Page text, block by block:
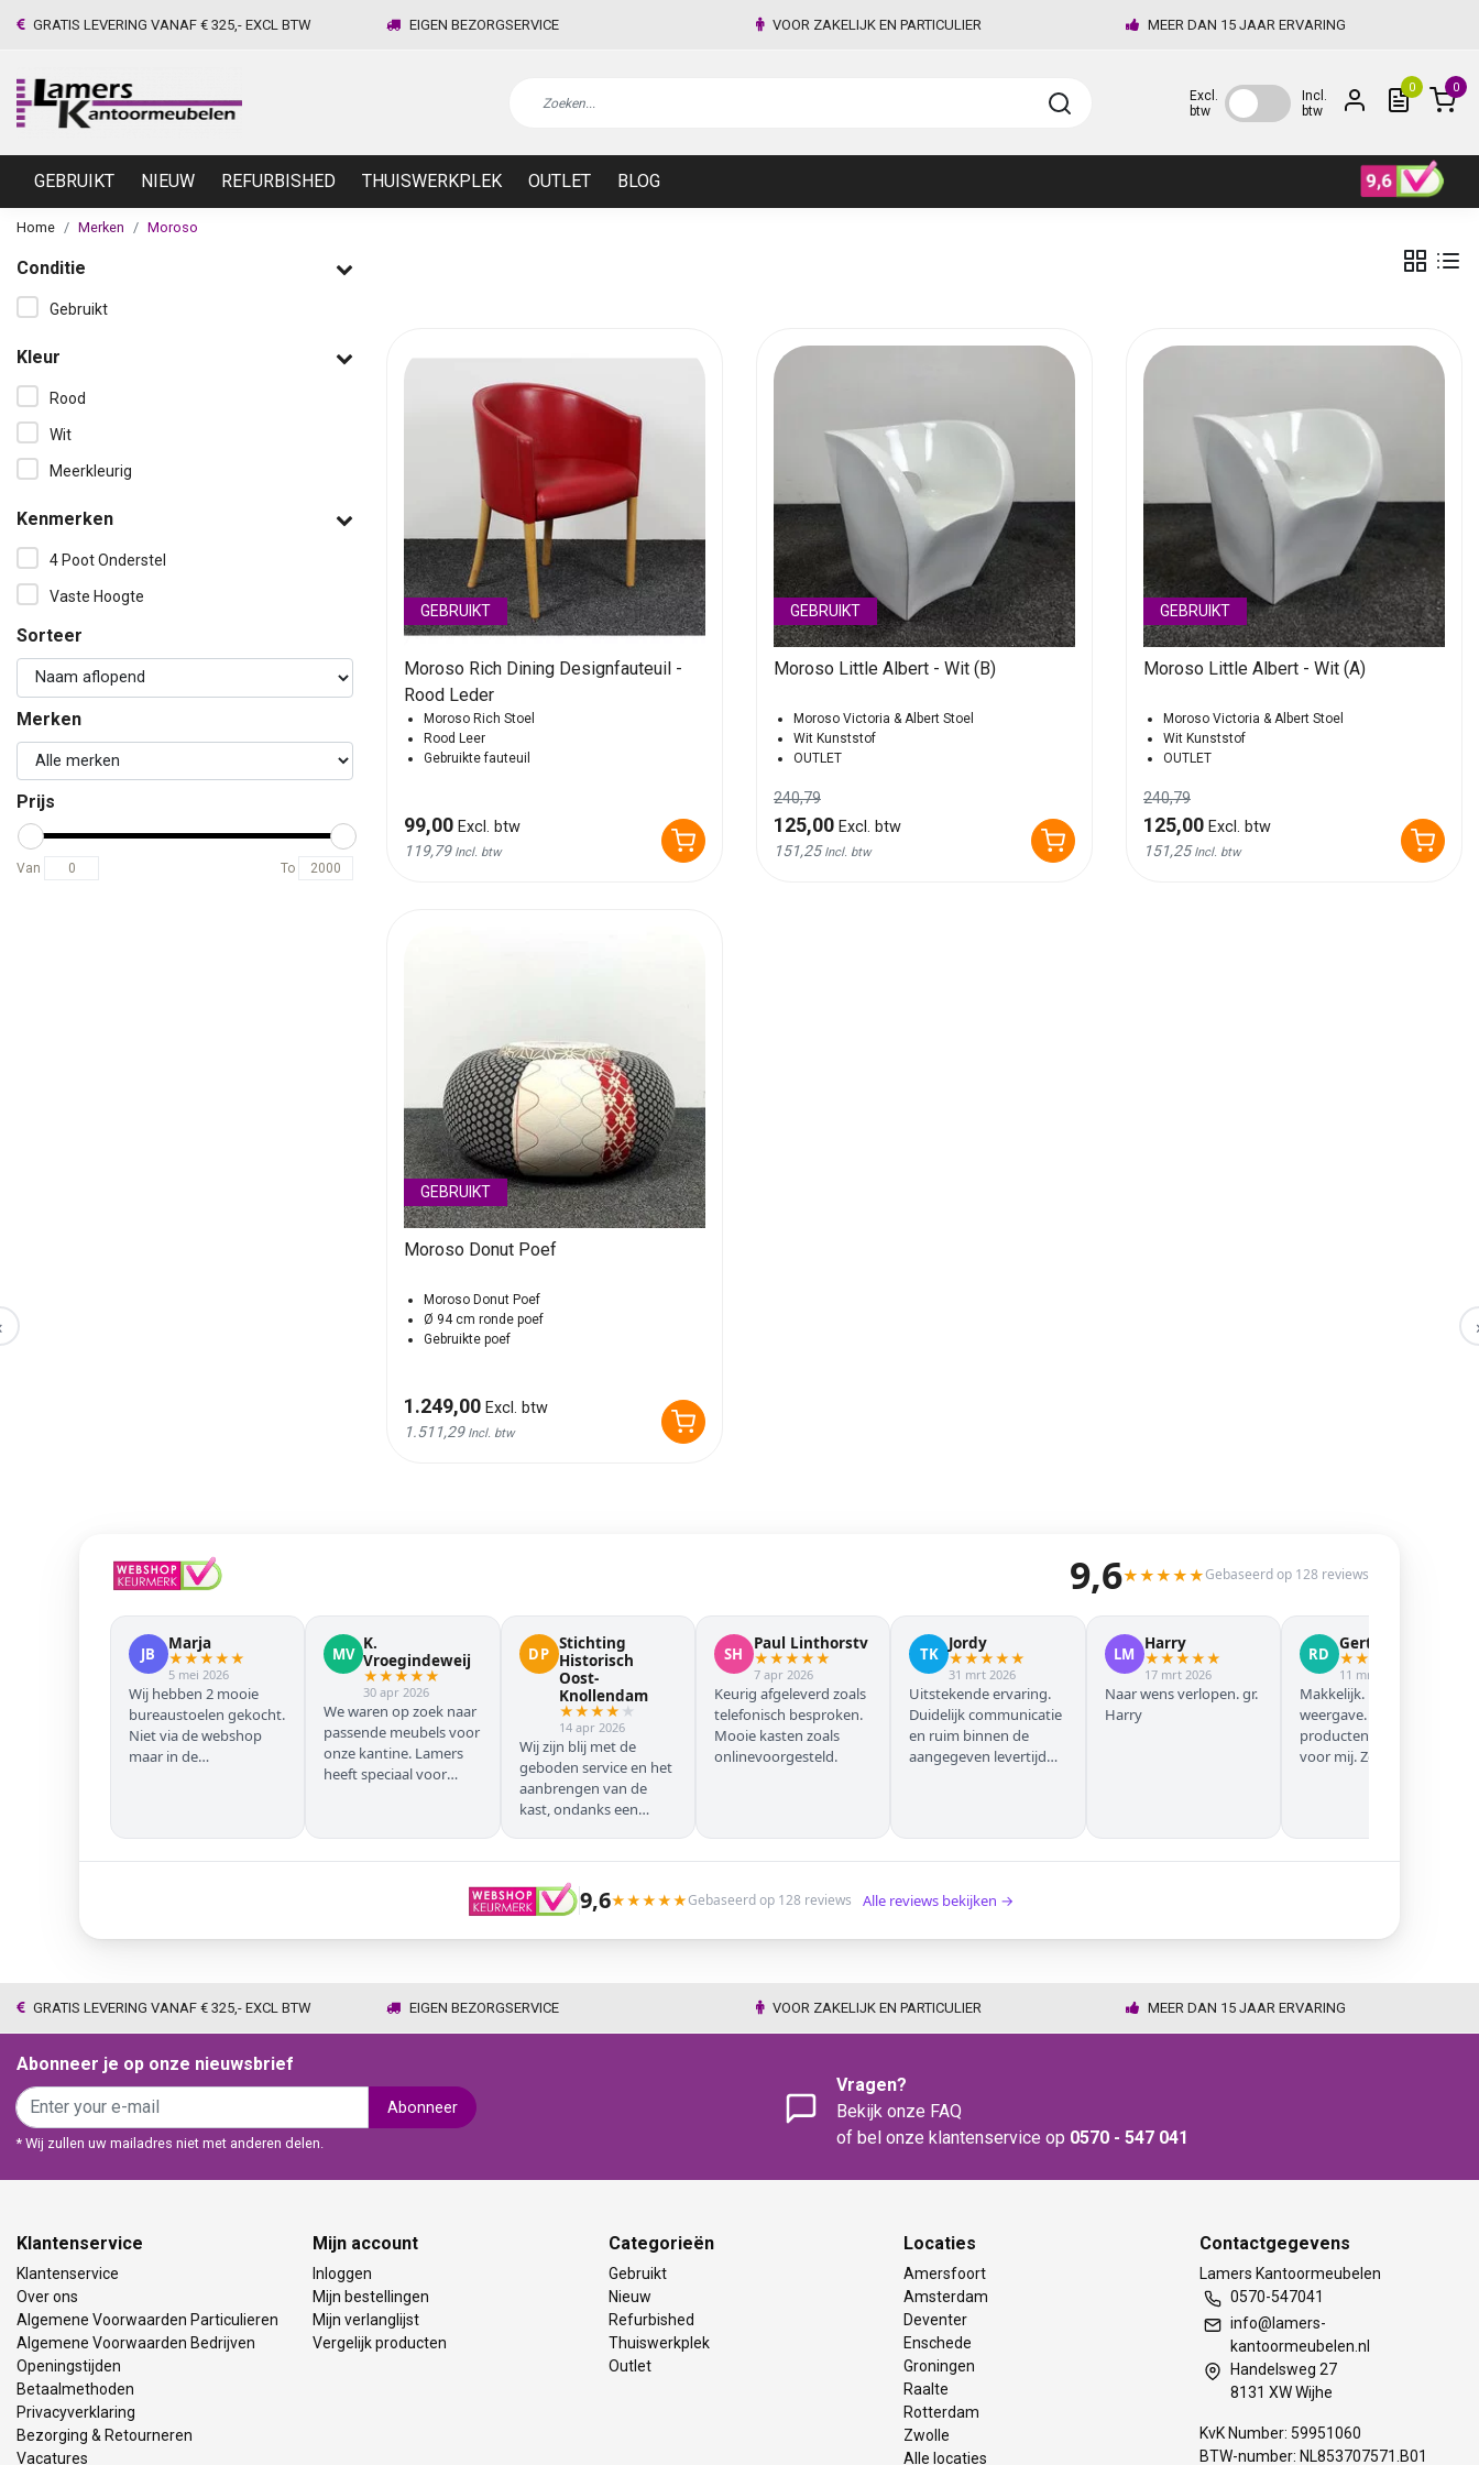
GRATIS LEVERING VANAF € 325,- EXCL BTW EIGEN BEZORGSERVICE VOOR ZAKELIJK EN PARTICULIER MEER DAN 15 JAAR ERVARING
Excl.
btw
Incl.
btw
0 0
GEBRUIKT NIEUW REFURBISHED THUISWERKPLEK OUTLET BLOG
Home Merken Moroso
Conditie
Gebruikt
Kleur
Rood
Wit
Meerkleurig
Kenmerken
4 Poot Onderstel
Vaste Hoogte
Sorteer
Merken
Prijs
Van To
GEBRUIKT
Moroso Rich Dining Designfauteuil -
Rood Leder
Moroso Rich Stoel
Rood Leer
Gebruikte fauteuil
99,00 Excl. btw
119,79 Incl. btw
GEBRUIKT
Moroso Little Albert - Wit (B)
Moroso Victoria & Albert Stoel
Wit Kunststof
OUTLET
240,79
125,00 Excl. btw
151,25Incl. btw
GEBRUIKT
Moroso Little Albert - Wit (A)
Moroso Victoria & Albert Stoel
Wit Kunststof
OUTLET
240,79
125,00 Excl. btw
151,25Incl. btw
GEBRUIKT
Moroso Donut Poef
Moroso Donut Poef
Ø 94 cm ronde poef
Gebruikte poef
1.249,00 Excl. btw
1.511,29 Incl. btw
9,6★★★★★Gebaseerd op 128 reviews
JB
Marja
★★★★★
5 mei 2026
Wij hebben 2 mooie
bureaustoelen gekocht.
Niet via de webshop
maar in de
MV
K.
Vroegindeweij
★★★★★
30 apr 2026
We waren op zoek naar
passende meubels voor
onze kantine. Lamers
heeft speciaal voor
zodat we geen beuken
met eiken door elkaar
DP
Stichting
Historisch
Oost-
Knollendam
★★★★ ★
14 apr 2026
Wij zijn blij met de
geboden service en het
aanbrengen van de
kast, ondanks een
wij dit vooraf gemeld),
maar dat ging zonder
problemen. Nogmaals
SH
Paul Linthorstv
★★★★★
7 apr 2026
Keurig afgeleverd zoals
telefonisch besproken.
Mooie kasten zoals
onlinevoorgesteld.
TK
Jordy
★★★★★
31 mrt 2026
Uitstekende ervaring.
Duidelijk communicatie
en ruim binnen de
aangegeven levertijd
LM
Harry
★★★★★
17 mrt 2026
Naar wens verlopen. gr.
Harry
RD
Gert Jan
★★
11 mrt 2026
Makkelijk. Mooie
weergave. Goede
producten. Eerste keer
voor mij. Zeker niet de
9,6★★★★★Gebaseerd op 128 reviews Alle reviews bekijken →
GRATIS LEVERING VANAF € 325,- EXCL BTW EIGEN BEZORGSERVICE VOOR ZAKELIJK EN PARTICULIER MEER DAN 15 JAAR ERVARING
Abonneer je op onze nieuwsbrief
Abonneer
* Wij zullen uw mailadres niet met anderen delen.
Vragen?
Bekijk onze FAQ
of bel onze klantenservice op 0570 - 547 041
Klantenservice
Klantenservice
Over ons
Algemene Voorwaarden Particulieren
Algemene Voorwaarden Bedrijven
Openingstijden
Betaalmethoden
Privacyverklaring
Bezorging & Retourneren
Vacatures
Mijn account
Inloggen
Mijn bestellingen
Mijn verlanglijst
Vergelijk producten
Categorieën
Gebruikt
Nieuw
Refurbished
Thuiswerkplek
Outlet
Locaties
Amersfoort
Amsterdam
Deventer
Enschede
Groningen
Raalte
Rotterdam
Zwolle
Alle locaties
Contactgegevens
Lamers Kantoormeubelen
0570-547041
info@lamers-
kantoormeubelen.nl
Handelsweg 27
8131 XW Wijhe
KvK Number: 59951060
BTW-number: NL853707571.B01